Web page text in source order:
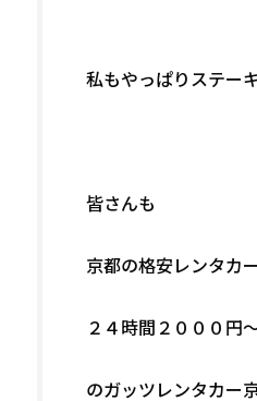
私もやっぱりステー
皆さんも
京都の格安レンタカー
２４時間２０００円
のガッツレンタカー